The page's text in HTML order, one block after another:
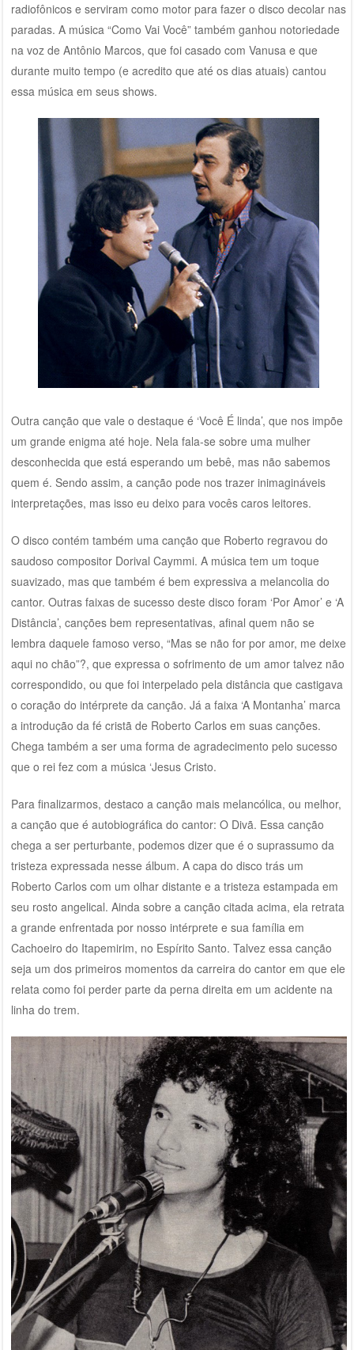
radiofônicos e serviram como motor para fazer o disco decolar nas
paradas. A música “Como Vai Você” também ganhou notoriedade
na voz de Antônio Marcos, que foi casado com Vanusa e que
durante muito tempo (e acredito que até os dias atuais) cantou
essa música em seus shows.
Outra canção que vale o destaque é ‘Você É linda’, que nos impõe
um grande enigma até hoje. Nela fala-se sobre uma mulher
desconhecida que está esperando um bebê, mas não sabemos
quem é. Sendo assim, a canção pode nos trazer inimagináveis
interpretações, mas isso eu deixo para vocês caros leitores.
O disco contém também uma canção que Roberto regravou do
saudoso compositor Dorival Caymmi. A música tem um toque
suavizado, mas que também é bem expressiva a melancolia do
cantor. Outras faixas de sucesso deste disco foram ‘Por Amor’ e ‘A
Distância’, canções bem representativas, afinal quem não se
lembra daquele famoso verso, “Mas se não for por amor, me deixe
aqui no chão”?, que expressa o sofrimento de um amor talvez não
correspondido, ou que foi interpelado pela distância que castigava
o coração do intérprete da canção. Já a faixa ‘A Montanha’ marca
a introdução da fé cristã de Roberto Carlos em suas canções.
Chega também a ser uma forma de agradecimento pelo sucesso
que o rei fez com a música ‘Jesus Cristo.
Para finalizarmos, destaco a canção mais melancólica, ou melhor,
a canção que é autobiográfica do cantor: O Divã. Essa canção
chega a ser perturbante, podemos dizer que é o suprassumo da
tristeza expressada nesse álbum. A capa do disco trás um
Roberto Carlos com um olhar distante e a tristeza estampada em
seu rosto angelical. Ainda sobre a canção citada acima, ela retrata
a grande enfrentada por nosso intérprete e sua família em
Cachoeiro do Itapemirim, no Espírito Santo. Talvez essa canção
seja um dos primeiros momentos da carreira do cantor em que ele
relata como foi perder parte da perna direita em um acidente na
linha do trem.